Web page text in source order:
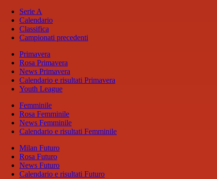
Serie A
Calendario
Classifica
Campionati precedenti
Primavera
Rosa Primavera
News Primavera
Calendario e risultati Primavera
Youth League
Femminile
Rosa Femminile
News Femminile
Calendario e risultati Femminile
Milan Futuro
Rosa Futuro
News Futuro
Calendario e risultati Futuro